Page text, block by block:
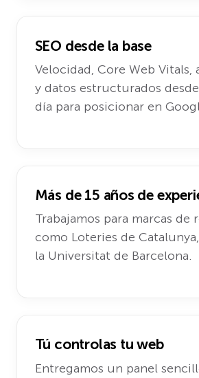
SEO desde la base
Velocidad, Core Web
y datos estructurados
día para posicionar en
Más de 15 años de
Trabajamos para marcas de
como Loteries de
la Universitat de Barcelona.
Tú controlas tu web
Entregamos un panel